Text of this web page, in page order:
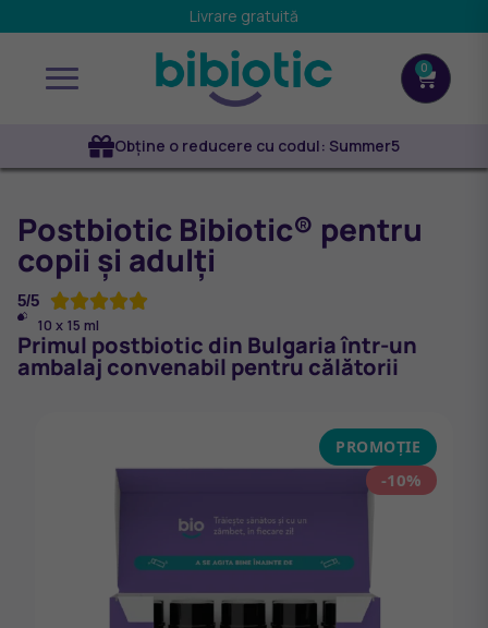
Livrare gratuită
0
Obține o reducere cu codul: Summer5
Postbiotic Bibiotic® pentru
copii și adulți
5/5 
10 х 15 ml
Primul postbiotic din Bulgaria într-un
ambalaj convenabil pentru călătorii
PROMOȚIE
-10%